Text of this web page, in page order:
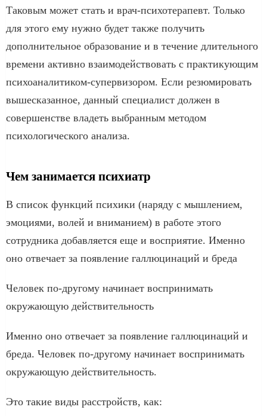
Таковым может стать и врач-психотерапевт. Только
для этого ему нужно будет также получить
дополнительное образование и в течение длительного
времени активно взаимодействовать с практикующим
психоаналитиком-супервизором. Если резюмировать
вышесказанное, данный специалист должен в
совершенстве владеть выбранным методом
психологического анализа.
Чем занимается психиатр
В список функций психики (наряду с мышлением,
эмоциями, волей и вниманием) в работе этого
сотрудника добавляется еще и восприятие. Именно
оно отвечает за появление галлюцинаций и бреда
Человек по-другому начинает воспринимать
окружающую действительность
Именно оно отвечает за появление галлюцинаций и
бреда. Человек по-другому начинает воспринимать
окружающую действительность.
Это такие виды расстройств, как: